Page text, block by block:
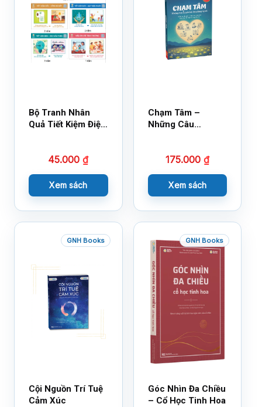
Bộ Tranh Nhân
Quả Tiết Kiệm Điện
45.000₫
Xem sách
Chạm Tâm –
Những Câu
175.000 ₫
Xem sách
GNH Books
Cội Nguồn Trí Tuệ
Cảm Xúc
GNH Books
Góc Nhìn Đa Chiều
– Cổ Học Tinh Hoa